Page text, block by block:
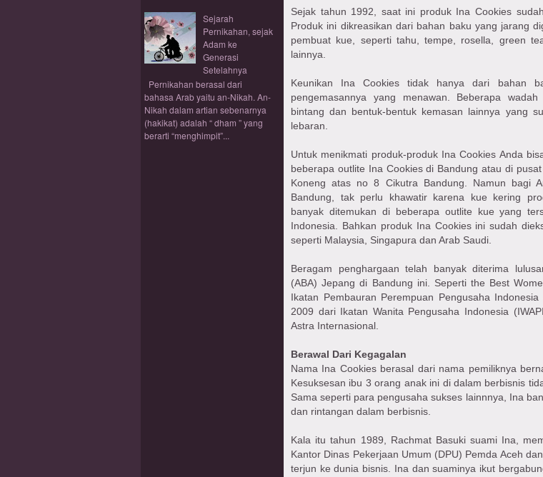
Sejarah
Pernikahan, sejak
Adam ke
Generasi
Setelahnya
Pernikahan berasal dari
bahasa Arab yaitu an-Nikah. An-
Nikah dalam artian sebenarnya
(hakikat) adalah “ dham ” yang
berarti “menghimpit”...
Sejak tahun 1992, saat ini produk Ina Cookies
Produk ini dikreasikan dari bahan baku yang jarang
pembuat kue, seperti tahu, tempe, rosella, green
lainnya.
Keunikan Ina Cookies tidak hanya dari bahan
pengemasannya yang menawan. Beberapa
bintang dan bentuk-bentuk kemasan lainnya yang
lebaran.
Untuk menikmati produk-produk Ina Cookies Anda
beberapa outlite Ina Cookies di Bandung atau di
Koneng atas no 8 Cikutra Bandung. Namun bagi
Bandung, tak perlu khawatir karena kue kering
banyak ditemukan di beberapa outlite kue yang
Indonesia. Bahkan produk Ina Cookies ini sudah
seperti Malaysia, Singapura dan Arab Saudi.
Beragam penghargaan telah banyak diterima
(ABA) Jepang di Bandung ini. Seperti the Best
Ikatan Pembauran Perempuan Pengusaha
2009 dari Ikatan Wanita Pengusaha Indonesia
Astra Internasional.
Berawal Dari Kegagalan
Nama Ina Cookies berasal dari nama pemiliknya
Kesuksesan ibu 3 orang anak ini di dalam berbisnis
Sama seperti para pengusaha sukses lainnnya, Ina
dan rintangan dalam berbisnis.
Kala itu tahun 1989, Rachmat Basuki suami Ina,
Kantor Dinas Pekerjaan Umum (DPU) Pemda Aceh
terjun ke dunia bisnis. Ina dan suaminya ikut